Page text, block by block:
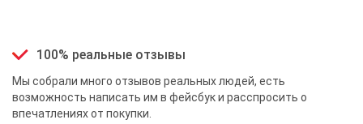
100% реальные отзывы
Мы собрали много отзывов реальных людей, есть
возможность написать им в фейсбук и расспросить о
впечатлениях от покупки.